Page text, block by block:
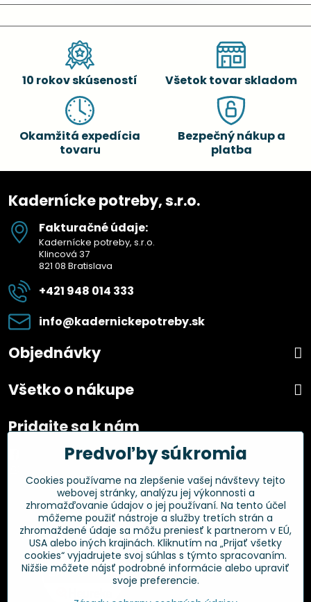
10 rokov skúseností Všetok tovar skladom
Okamžitá expedícia
tovaru
Bezpečný nákup a
platba
Kadernícke potreby, s.r.o.
Fakturačné údaje:
Kadernícke potreby, s.r.o.
Klincová 37
821 08 Bratislava
+421 948 014 333
info​@kadernickepotreby​.sk
Objednávky
Všetko o nákupe
Pridajte sa k nám
Facebook
Overené zákazníkmi
Predvoľby súkromia
Cookies používame na zlepšenie vašej návštevy tejto
webovej stránky, analýzu jej výkonnosti a
zhromažďovanie údajov o jej používaní. Na tento účel
môžeme použiť nástroje a služby tretích strán a
zhromaždené údaje sa môžu preniesť k partnerom v EÚ,
USA alebo iných krajinách. Kliknutím na „Prijať všetky
cookies“ vyjadrujete svoj súhlas s týmto spracovaním.
Nižšie môžete nájsť podrobné informácie alebo upraviť
svoje preferencie.